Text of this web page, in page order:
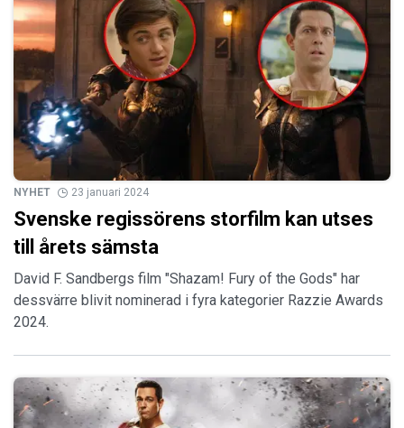
NYHET 23 januari 2024
Svenske regissörens storfilm kan utses
till årets sämsta
David F. Sandbergs film "Shazam! Fury of the Gods" har
dessvärre blivit nominerad i fyra kategorier Razzie Awards
2024.